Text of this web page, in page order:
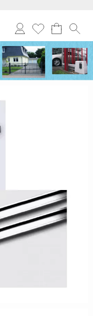
Anmelden
Merkliste